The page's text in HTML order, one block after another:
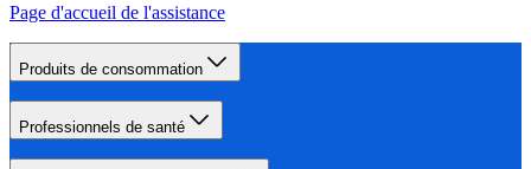
Page d'accueil de l'assistance
Produits de consommation
Professionnels de santé